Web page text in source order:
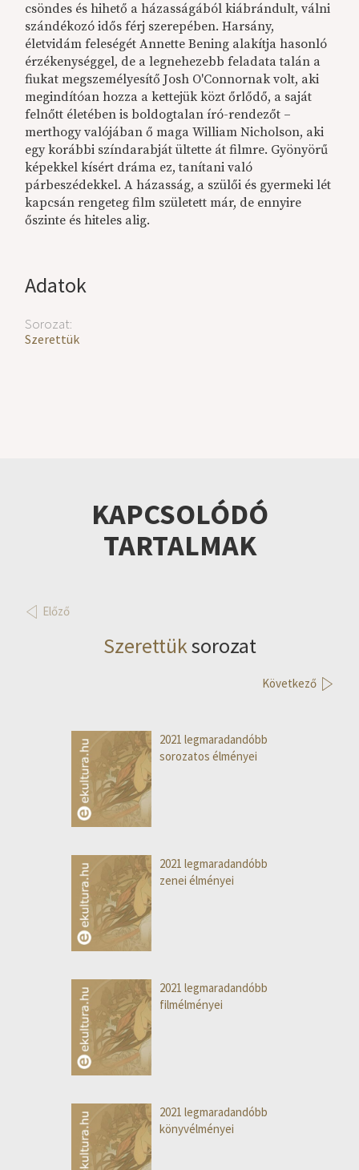
Adatok
Sorozat:
Szerettük
csöndes és hihető a házasságából kiábrándult, válni
szándékozó idős férj szerepében. Harsány,
életvidám feleségét Annette Bening alakítja hasonló
érzékenységgel, de a legnehezebb feladata talán a
fiukat megszemélyesítő Josh O'Connornak volt, aki
megindítóan hozza a kettejük közt őrlődő, a saját
felnőtt életében is boldogtalan író-rendezőt –
merthogy valójában ő maga William Nicholson, aki
egy korábbi színdarabját ültette át filmre. Gyönyörű
képekkel kísért dráma ez, tanítani való
párbeszédekkel. A házasság, a szülői és gyermeki lét
kapcsán rengeteg film született már, de ennyire
őszinte és hiteles alig.
KAPCSOLÓDÓ
TARTALMAK
Előző
Szerettüksorozat
Következő
2021 legmaradandóbb
sorozatos élményei
2021 legmaradandóbb
zenei élményei
2021 legmaradandóbb
filmélményei
2021 legmaradandóbb
könyvélményei